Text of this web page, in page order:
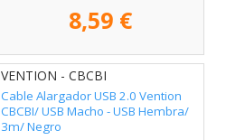
8,59 €
VENTION - CBCBI
Cable Alargador USB 2.0 Vention
CBCBI/ USB Macho - USB Hembra/
3m/ Negro